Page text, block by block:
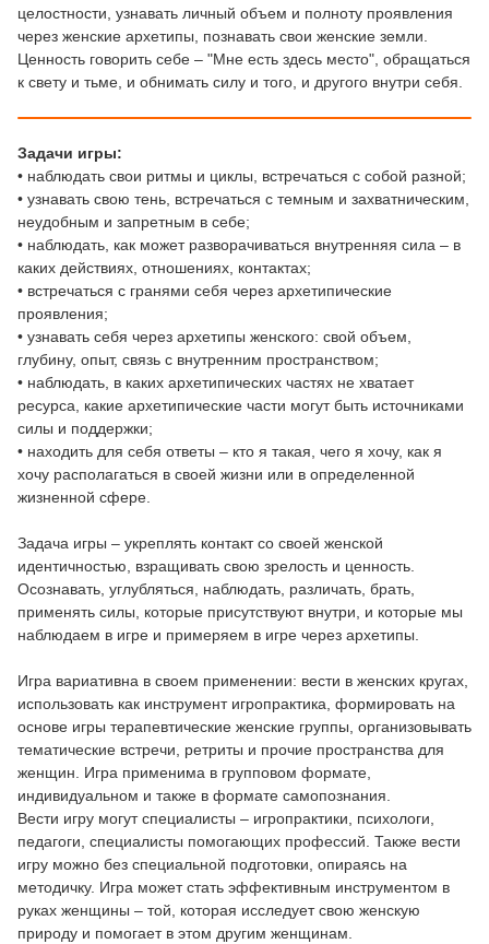
целостности, узнавать личный объем и полноту проявления
через женские архетипы, познавать свои женские земли.
Ценность говорить себе – "Мне есть здесь место", обращаться
к свету и тьме, и обнимать силу и того, и другого внутри себя.
Задачи игры:
• наблюдать свои ритмы и циклы, встречаться с собой разной;
• узнавать свою тень, встречаться с темным и захватническим,
неудобным и запретным в себе;
• наблюдать, как может разворачиваться внутренняя сила – в
каких действиях, отношениях, контактах;
• встречаться с гранями себя через архетипические
проявления;
• узнавать себя через архетипы женского: свой объем,
глубину, опыт, связь с внутренним пространством;
• наблюдать, в каких архетипических частях не хватает
ресурса, какие архетипические части могут быть источниками
силы и поддержки;
• находить для себя ответы – кто я такая, чего я хочу, как я
хочу располагаться в своей жизни или в определенной
жизненной сфере.
Задача игры – укреплять контакт со своей женской
идентичностью, взращивать свою зрелость и ценность.
Осознавать, углубляться, наблюдать, различать, брать,
применять силы, которые присутствуют внутри, и которые мы
наблюдаем в игре и примеряем в игре через архетипы.
Игра вариативна в своем применении: вести в женских кругах,
использовать как инструмент игропрактика, формировать на
основе игры терапевтические женские группы, организовывать
тематические встречи, ретриты и прочие пространства для
женщин. Игра применима в групповом формате,
индивидуальном и также в формате самопознания.
Вести игру могут специалисты – игропрактики, психологи,
педагоги, специалисты помогающих профессий. Также вести
игру можно без специальной подготовки, опираясь на
методичку. Игра может стать эффективным инструментом в
руках женщины – той, которая исследует свою женскую
природу и помогает в этом другим женщинам.